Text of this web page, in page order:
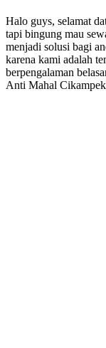
Halo guys, selamat
tapi bingung mau
menjadi solusi bagi
karena kami adalah
berpengalaman
Anti Mahal